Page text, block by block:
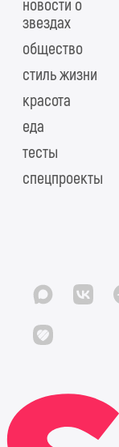
новости о
звездах
общество
стиль жизни
красота
еда
тесты
спецпроекты